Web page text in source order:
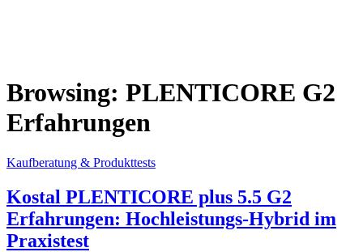
Browsing: PLENTICORE G2
Erfahrungen
Kaufberatung & Produkttests
Kostal PLENTICORE plus 5.5 G2
Erfahrungen: Hochleistungs-Hybrid im
Praxistest